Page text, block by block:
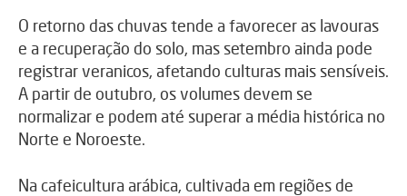
O retorno das chuvas tende a favorecer as lavouras
e a recuperação do solo, mas setembro ainda pode
registrar veranicos, afetando culturas mais sensíveis.
A partir de outubro, os volumes devem se
normalizar e podem até superar a média histórica no
Norte e Noroeste.
Na cafeicultura arábica, cultivada em regiões de